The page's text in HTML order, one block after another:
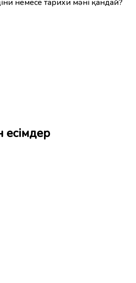
немесе тарихи мәні қандай?
есімдер